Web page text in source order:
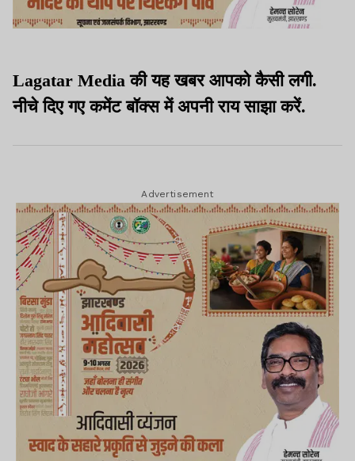
Lagatar Media की यह खबर आपको कैसी लगी.
नीचे दिए गए कमेंट बॉक्स में अपनी राय साझा करें.
Advertisement